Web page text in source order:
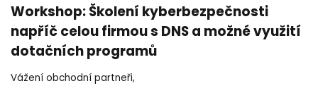
Workshop: Školení kyberbezpečnosti
napříč celou firmou s DNS a možné využití
dotačních programů
Vážení obchodní partneři,